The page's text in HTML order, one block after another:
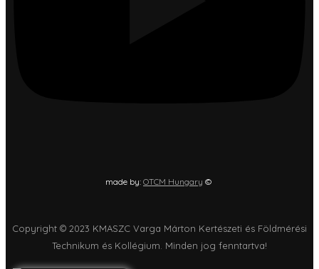
made by: OTCM Hungary ©
Copyright © 2023 KMASZC Varga Márton Kertészeti és Földmérési
Technikum és Kollégium. Minden jog fenntartva!